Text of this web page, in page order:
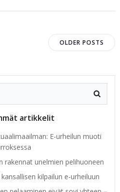
Posts
OLDER POSTS
artikkelit
E-urheilun muoti
rakennat unelmien pelihuoneen
kilpailun e-urheiluun